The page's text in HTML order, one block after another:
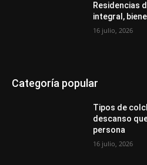
Residencias
integral,
16 julio, 2026
Categoría popular
Tipos de
descanso
persona
16 julio, 2026